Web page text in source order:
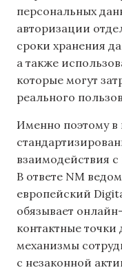
персональных
авторизации
сроки хранения
а также
которые могут
реального
Именно поэтому
взаимодействия
В ответе NM
европейский
обязывает
контактные точки
механизмы
с незаконной